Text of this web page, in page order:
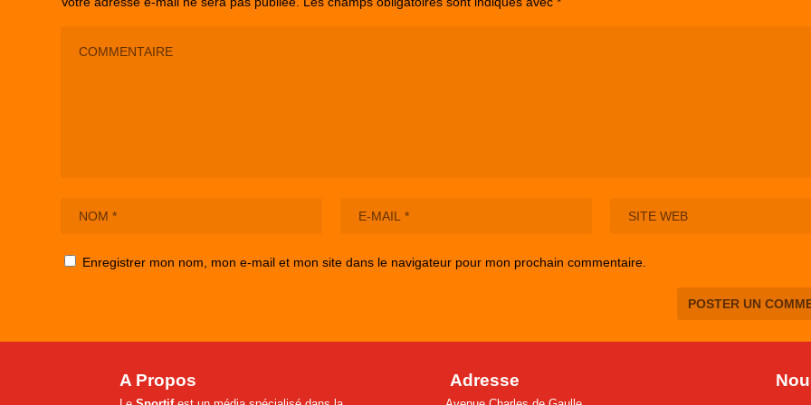
Enregistrer mon nom, mon e-mail et mon site dans le navigateur pour mon prochain commentaire.
A Propos Adresse